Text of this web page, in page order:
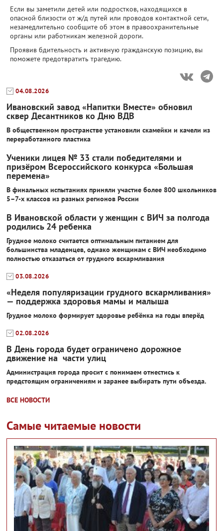
Если вы заметили детей или подростков, находящихся в
опасной близости от ж/д путей или проводов контактной сети,
незамедлительно сообщите об этом в правоохранительные
органы или работникам железной дороги.
Проявив бдительность и активную гражданскую позицию, вы
поможете предотвратить трагедию.
04.08.2026
Ивановский завод «Напитки Вместе» обновил
сквер Десантников ко Дню ВДВ
В общественном пространстве установили скамейки и качели из
переработанного пластика
Ученики лицея № 33 стали победителями и
призёром Всероссийского конкурса «Большая
перемена»
В финальных испытаниях приняли участие более 800 школьников
5–7-х классов из разных регионов России
В Ивановской области у женщин с ВИЧ за полгода
родились 24 ребенка
Грудное молоко считается оптимальным питанием для
большинства младенцев, однако женщинам с ВИЧ необходимо
полностью отказаться от грудного вскармливания
03.08.2026
«Неделя популяризации грудного вскармливания»
— поддержка здоровья мамы и малыша
Грудное молоко формирует здоровье ребёнка на годы вперёд
02.08.2026
В День города будет ограничено дорожное
движение на части улиц
Администрация города просит с понимаем отнестись к
предстоящим ограничениям и заранее выбирать пути объезда.
ВСЕ НОВОСТИ
Самые читаемые новости